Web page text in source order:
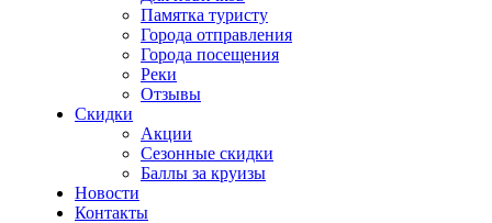
Памятка туристу
Города отправления
Города посещения
Реки
Отзывы
Скидки
Акции
Сезонные скидки
Баллы за круизы
Новости
Контакты